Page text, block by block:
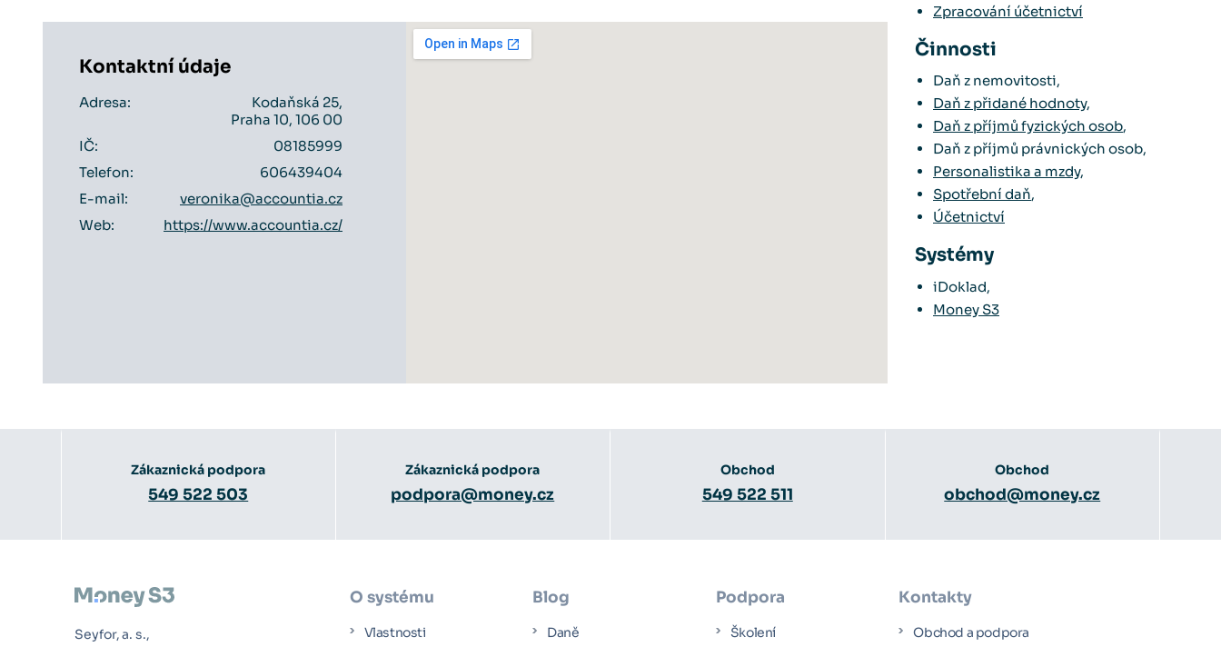
Kontaktní údaje
Adresa:
Kodaňská 25,
Praha 10, 106 00
IČ:
08185999
Telefon:
606439404
E-mail:
veronika@accountia.cz
Web:
https://www.accountia.cz/
Zpracování účetnictví
Činnosti
Daň z nemovitosti,
Daň z přidané hodnoty,
Daň z příjmů fyzických osob,
Daň z příjmů právnických osob,
Personalistika a mzdy,
Spotřební daň,
Účetnictví
Systémy
iDoklad,
Money S3
Zákaznická podpora
549 522 503
Zákaznická podpora
podpora@money.cz
Obchod
549 522 511
Obchod
obchod@money.cz
Seyfor, a. s.,
O systému
Vlastnosti
Blog
Daně
Podpora
Školení
Kontakty
Obchod a podpora